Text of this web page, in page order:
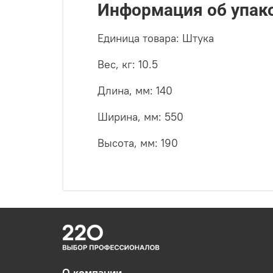
Информация об
Единица товара: Штука
Вес, кг: 10.5
Длина, мм: 140
Ширина, мм: 550
Высота, мм: 190